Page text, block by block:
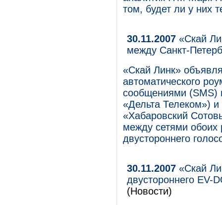
том, будет ли у них
30.11.2007 «Скай
между Санкт-
«Скай Линк»
автоматического
сообщениями (SMS)
«Дельта Телеком»)
«Хабаровский
между сетями обоих
двустороннего
30.11.2007 «Скай
двустороннего EV-
(Новости)